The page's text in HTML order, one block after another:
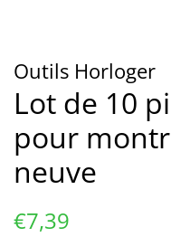
Outils Horloger
Lot de 10
pour
neuve
Prix
€7,39